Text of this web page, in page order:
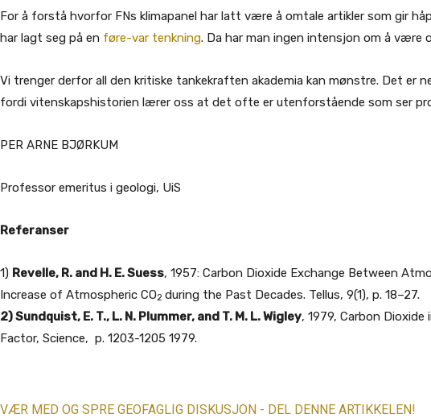
For å forstå hvorfor FNs klimapanel har latt være å omtale artikler som gir
har lagt seg på en føre-var tenkning. Da har man ingen intensjon om å være
Vi trenger derfor all den kritiske tankekraften akademia kan mønstre. Det er
fordi vitenskapshistorien lærer oss at det ofte er utenforstående som ser
PER ARNE BJØRKUM
Professor emeritus i geologi, UiS
Referanser
1) Revelle, R. and H. E. Suess, 1957: Carbon Dioxide Exchange Between
Increase of Atmospheric CO2 during the Past Decades. Tellus, 9(1), p. 18–27.
2) Sundquist, E. T., L. N. Plummer, and T. M. L. Wigley, 1979, Carbon
Factor, Science, p. 1203-1205 1979.
VÆR MED OG SPRE GEOFAGLIG DISKUSJON - DEL DENNE ARTIKKELEN!